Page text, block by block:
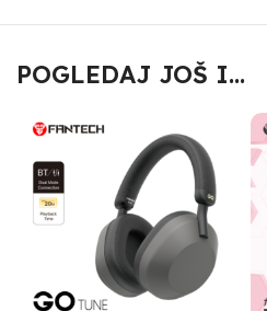
POGLEDAJ JOŠ I...